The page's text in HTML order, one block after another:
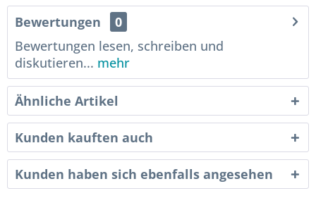
Bewertungen
0
Bewertungen lesen, schreiben und
diskutieren... mehr
Ähnliche Artikel
Kunden kauften auch
Kunden haben sich ebenfalls angesehen